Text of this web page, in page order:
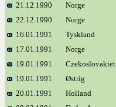
21.12.1990
Norge
22.12.1990
Norge
16.01.1991
Tyskland
17.01.1991
Norge
19.01.1991
Czekoslovakiet
19.01.1991
Østrig
20.01.1991
Holland